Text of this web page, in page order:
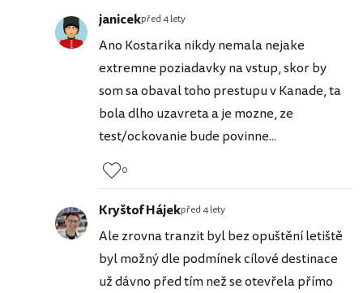
janicekpřed 4 lety
Ano Kostarika nikdy nemala nejake
extremne poziadavky na vstup, skor by
som sa obaval toho prestupu v Kanade, ta
bola dlho uzavreta a je mozne, ze
test/ockovanie bude povinne...
0
Kryštof Hájekpřed 4 lety
Ale zrovna tranzit byl bez opuštění letiště
byl možný dle podmínek cílové destinace
už dávno před tím než se otevřela přímo